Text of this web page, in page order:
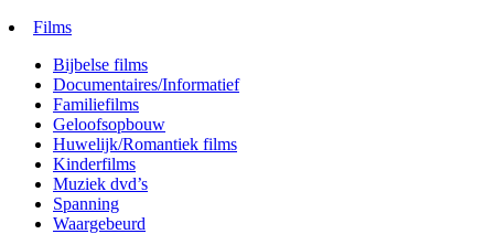
Films
Bijbelse films
Documentaires/Informatief
Familiefilms
Geloofsopbouw
Huwelijk/Romantiek films
Kinderfilms
Muziek dvd’s
Spanning
Waargebeurd